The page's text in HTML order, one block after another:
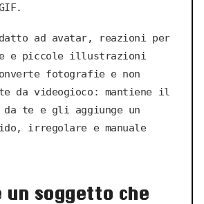
ad avatar, reazioni per
e piccole illustrazioni
fotografie e non
da videogioco: mantiene il
te e gli aggiunge un
irregolare e manuale
un soggetto che